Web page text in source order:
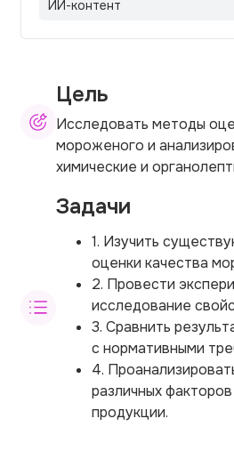
ИИ-контент
Цель
Исследовать методы
мороженого и
химические и
Задачи
1. Изучить
оценки качества
2. Провести
исследование
3. Сравнить
с нормативными
4.
различных
продукции.